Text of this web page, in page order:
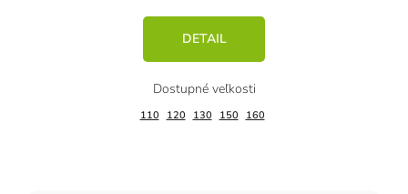
DETAIL
110 120 130 150 160